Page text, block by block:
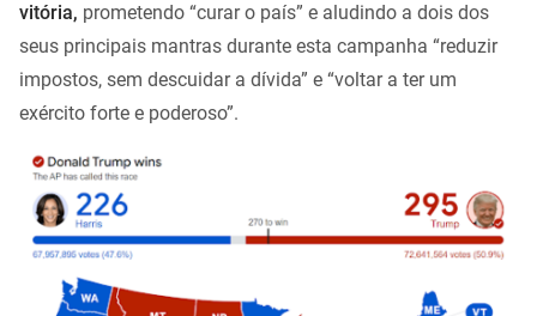
vitória, prometendo “curar o país” e aludindo a dois dos
seus principais mantras durante esta campanha “reduzir
impostos, sem descuidar a dívida” e “voltar a ter um
exército forte e poderoso”.